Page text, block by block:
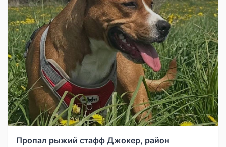
Пропал рыжий стафф Джокер, район